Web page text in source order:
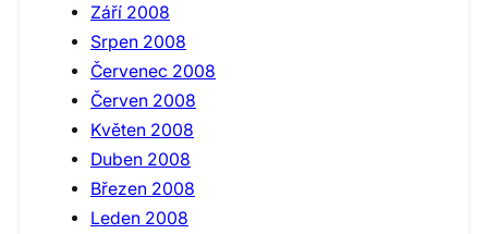
Září 2008
Srpen 2008
Červenec 2008
Červen 2008
Květen 2008
Duben 2008
Březen 2008
Leden 2008